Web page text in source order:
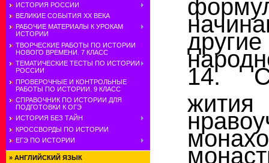
ИСТОРИЯ РОССИИ
ВЕЛИКИЕ СОБЫТИЯ ХХ ВЕКА
РАБОЧИЕ МАТЕРИАЛЫ К УРОКАМ
ИСТОРИИ
ТВОРЧЕСКИЕ РАБОТЫ ПО ИСТОРИИ
НОВОГО ВРЕМЕНИ. 7 КЛАСС
ТЕМАТИЧЕСКИЕ ТЕСТЫ ПО ИСТОРИИ
РОССИИ
ПРОВЕРОЧНЫЕ И КОНТРОЛЬНЫЕ
РАБОТЫ ПО ИСТОРИИ. 9 КЛАСС
СПРАВОЧНИК ПО ИСТОРИИ ДЛЯ
ПОДГОТОВКИ К ОГЭ
ИСТОРИЯ БЕЗ ТАЙН
КРОССВОРДЫ ПО ИСТОРИИ
ЕГЭ ПО ИСТОРИИ
» АНГЛИЙСКИЙ ЯЗЫК
14.